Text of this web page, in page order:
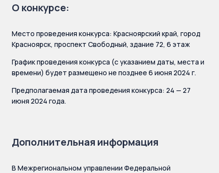
О конкурсе:
Место проведения конкурса: Красноярский край, город
Красноярск, проспект Свободный, здание 72, 6 этаж
График проведения конкурса (с указанием даты, места и
времени) будет размещено не позднее 6 июня 2024 г.
Предполагаемая дата проведения конкурса: 24 — 27
июня 2024 года.
Дополнительная информация
В Межрегиональном управлении Федеральной